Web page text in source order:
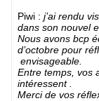
Piwi : j’ai rendu
dans son nouvel
Nous avons bcp
d’octobre pour
envisageable.
Entre temps, vos
intéressent .
Merci de vos